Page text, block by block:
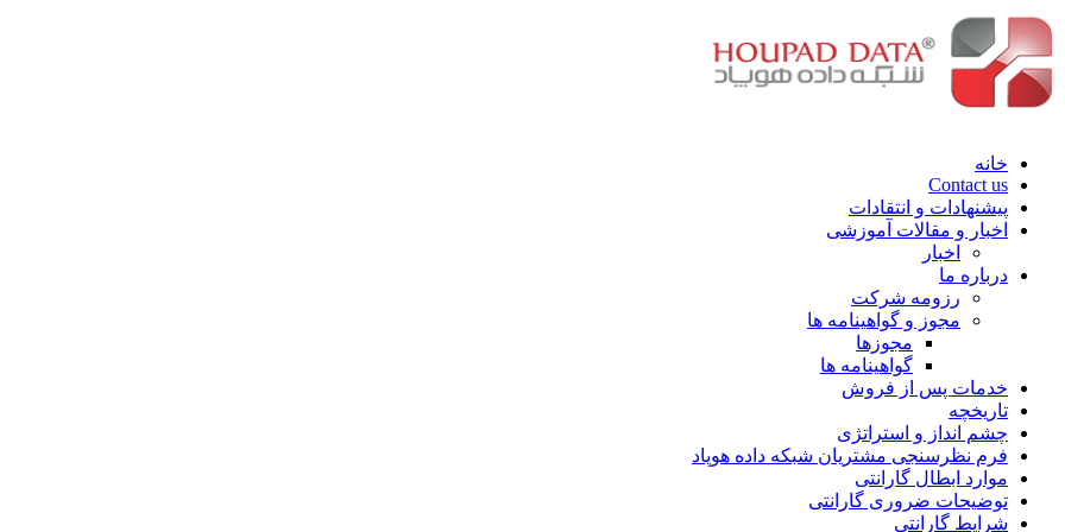
خانه
Contact us
پیشنهادات و انتقادات
اخبار و مقالات آموزشی
اخبار
درباره ما
رزومه شرکت
مجوز و گواهینامه ها
مجوزها
گواهینامه ها
خدمات پس از فروش
تاریخچه
چشم انداز و استراتژی
فرم نظرسنجی مشتریان شبکه داده هوپاد
موارد ابطال گارانتی
توضیحات ضروری گارانتی
شرایط گارانتی